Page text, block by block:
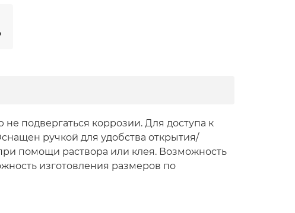
подвергаться коррозии. Для доступа к
ручкой для удобства открытия/
помощи раствора или клея. Возможность
изготовления размеров по